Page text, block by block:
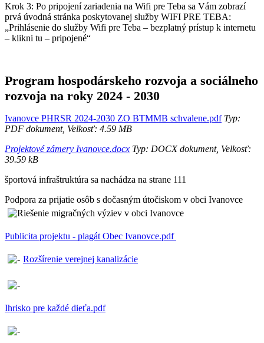
Krok 3: Po pripojení zariadenia na Wifi pre Teba sa Vám zobrazí
prvá úvodná stránka poskytovanej služby WIFI PRE TEBA:
„Prihlásenie do služby Wifi pre Teba – bezplatný prístup k internetu
– klikni tu – pripojené“
Program hospodárskeho rozvoja a sociálneho
rozvoja na roky 2024 - 2030
Ivanovce PHRSR 2024-2030 ZO BTMMB schvalene.pdfTyp:
PDF dokument, Velkosť: 4.59 MB
Projektové zámery Ivanovce.docx Typ: DOCX dokument, Velkosť:
39.59 kB
športová infraštruktúra sa nachádza na strane 111
Podpora za prijatie osôb s dočasným útočiskom v obci Ivanovce
Publicita projektu - plagát Obec Ivanovce.pdf
Rozšírenie verejnej kanalizácie
Ihrisko pre každé dieťa.pdf